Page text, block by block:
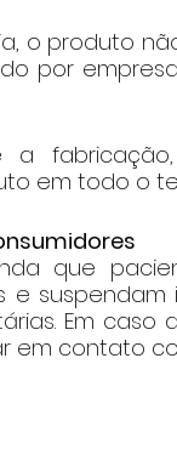
o produto
por
fabricação,
em todo o
que
e
Em caso
em contato